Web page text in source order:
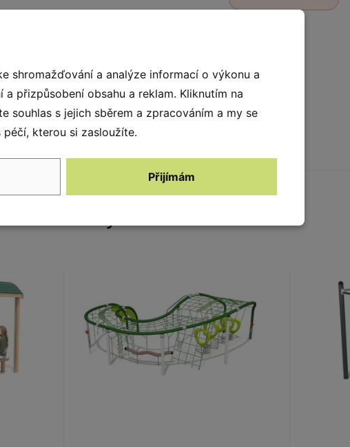
shromažďování a analýze informací o výkonu a
a přizpůsobení obsahu a reklam. Kliknutím na
souhlas s jejich sběrem a zpracováním a my se
kterou si zasloužíte.
Přijímám